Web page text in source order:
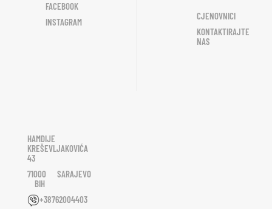
FACEBOOK
INSTAGRAM
CJENOVNICI
KONTAKTIRAJTE
NAS
HAMDIJE
KREŠEVLJAKOVIĆA
43
71000 SARAJEVO
BIH
+38762004403